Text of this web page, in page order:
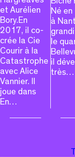
et Aurélien
Bory.En
2017, il co-
crée la Cie
Courir à la
Catastrophe
avec Alice
Vannier. Il
joue dans
En…
Né
à
le
il
très…